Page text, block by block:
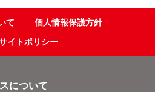
て
個人情報保護方針
イトポリシー
について